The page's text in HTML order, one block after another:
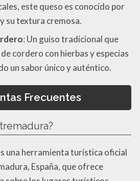
este queso es conocido por
su textura cremosa.
: Un guiso tradicional que
cordero con hierbas y especias
un sabor único y auténtico.
Frecuentes
una herramienta turística oficial
España, que ofrece